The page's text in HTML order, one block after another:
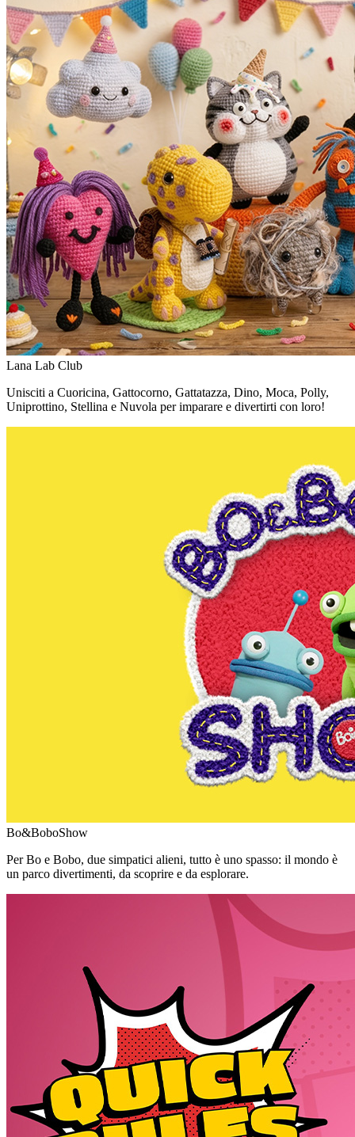
Lana Lab Club
Unisciti a Cuoricina, Gattocorno, Gattatazza, Dino, Moca, Polly,
Uniprottino, Stellina e Nuvola per imparare e divertirti con loro!
Bo&BoboShow
Per Bo e Bobo, due simpatici alieni, tutto è uno spasso: il mondo è
un parco divertimenti, da scoprire e da esplorare.